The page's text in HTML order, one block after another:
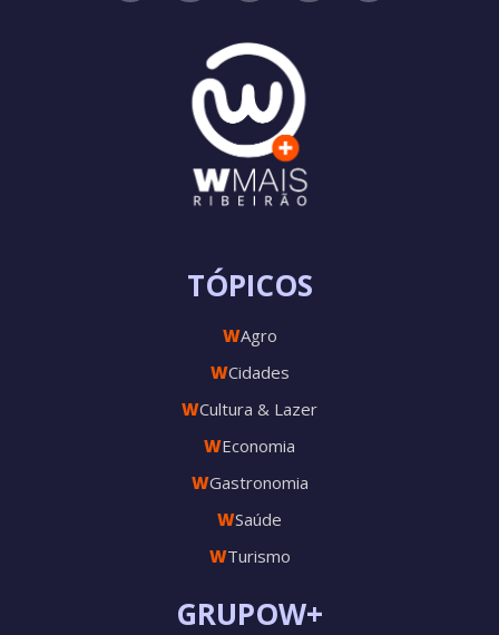
GRUPOW+
TÓPICOS
WAgro
WCidades
WCultura & Lazer
WEconomia
WGastronomia
WSaúde
WTurismo